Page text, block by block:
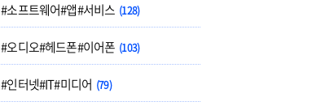
#소프트웨어#앱#서비스 (128)
#오디오#헤드폰#이어폰 (103)
#인터넷#IT#미디어 (79)